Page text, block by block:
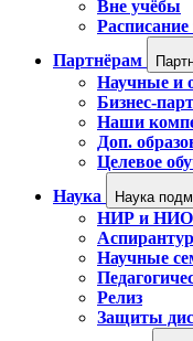
Вне учёбы
Расписание
Партнёрам
Научные и
Бизнес-
Наши
Доп.
Целевое
Наука
Наука
НИР и
Научные
Релиз
Защиты